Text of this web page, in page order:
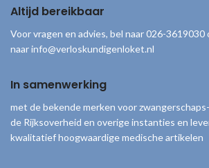
Afmeting: 27,9 cm x 21,6 cm. *Alleen
beschikbaar met Engelse tekst
Altijd bereikbaar
Voor vragen en advies, bel naar 026-3619030
naar info@verloskundigenloket.nl
In samenwerking
met de bekende merken voor
de Rijksoverheid en overige instanties en
kwalitatief hoogwaardige medische artikelen